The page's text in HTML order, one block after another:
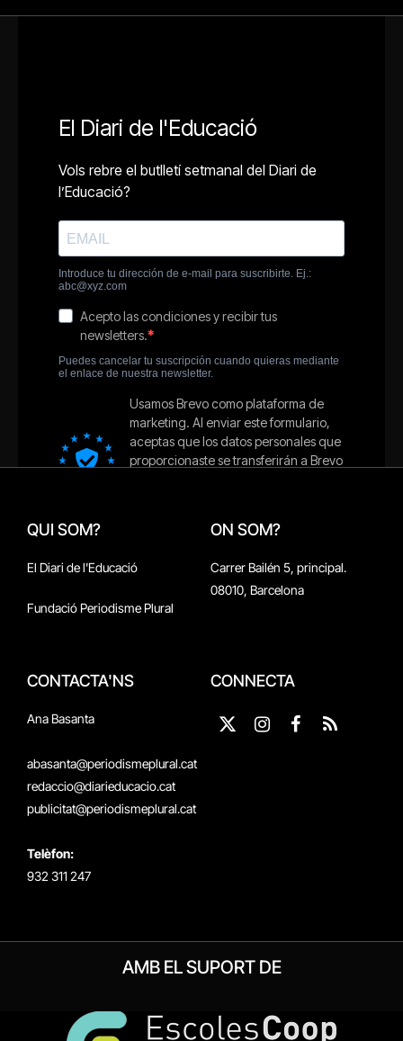
QUI SOM?
El Diari de l'Educació
Fundació Periodisme Plural
ON SOM?
Carrer Bailén 5, principal.
08010, Barcelona
CONTACTA'NS
Ana Basanta
abasanta@periodismeplural.cat
redaccio@diarieducacio.cat
publicitat@periodismeplural.cat
Telèfon:
932 311 247
CONNECTA
X
InstagramFacebook
RSS
AMB EL SUPORT DE